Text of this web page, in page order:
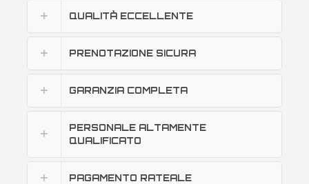
QUALITÀ ECCELLENTE
PRENOTAZIONE SICURA
GARANZIA COMPLETA
PERSONALE ALTAMENTE
QUALIFICATO
PAGAMENTO RATEALE